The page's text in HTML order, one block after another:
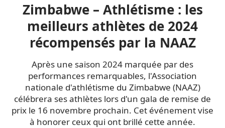
Zimbabwe – Athlétisme : les
meilleurs athlètes de 2024
récompensés par la NAAZ
Après une saison 2024 marquée par des
performances remarquables, l'Association
nationale d'athlétisme du Zimbabwe (NAAZ)
célébrera ses athlètes lors d'un gala de remise de
prix le 16 novembre prochain. Cet événement vise
à honorer ceux qui ont brillé cette année.